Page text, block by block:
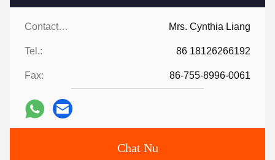
Contacten: Mrs. Cynthia Liang
Tel.: 86 18126266192
Fax: 86-755-8996-0061
Chat Nu